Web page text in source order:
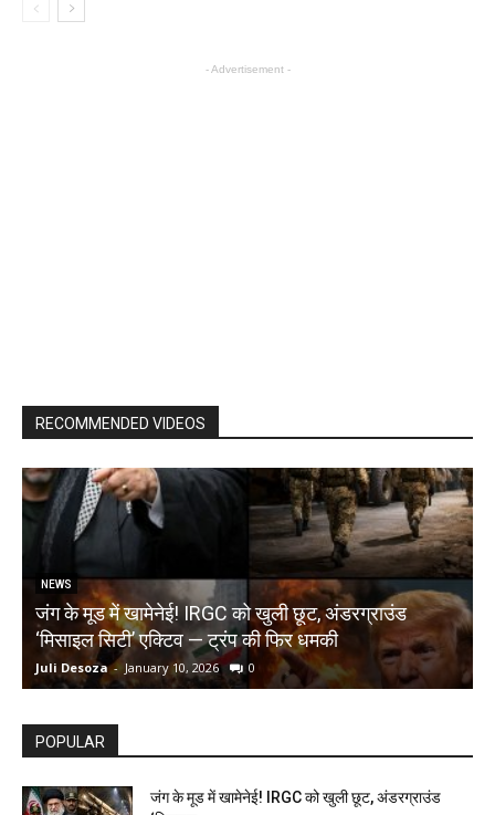
- Advertisement -
RECOMMENDED VIDEOS
NEWS
जंग के मूड में खामेनेई! IRGC को खुली छूट, अंडरग्राउंड
‘मिसाइल सिटी’ एक्टिव — ट्रंप की फिर धमकी
Juli Desoza - January 10, 2026 0
POPULAR
जंग के मूड में खामेनेई! IRGC को खुली छूट, अंडरग्राउंड